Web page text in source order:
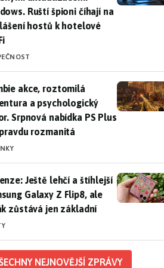
Ruští špioni číhají na
hostů k hotelové
akce, roztomilá adventura a
akce, roztomilá
a psychologický
Srpnová nabídka PS Plus
rozmanitá
Ještě lehčí a štíhlejší Samsung
Ještě lehčí a štíhlejší
Galaxy Z Flip8, ale
zůstává jen základní
NEJNOVĚJŠÍ ZPRÁVY